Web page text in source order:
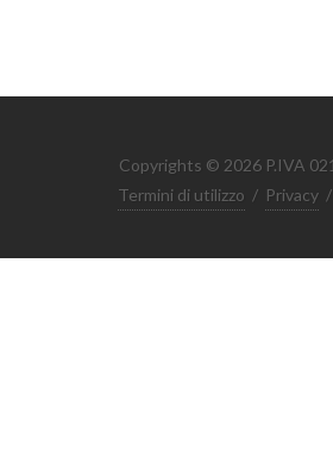
Copyrights © 2026 P.IVA
Termini di utilizzo / Privacy /